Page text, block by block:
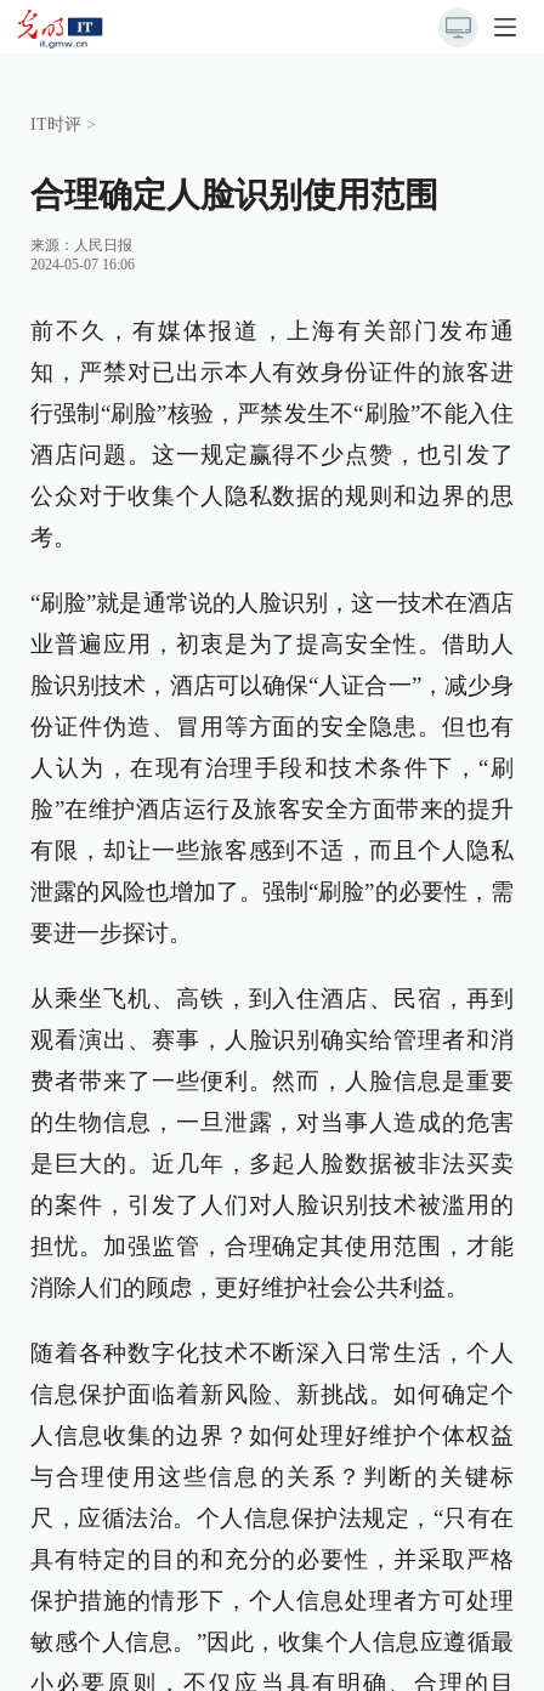
IT时评 >
合理确定人脸识别使用范围
来源： 人民日报
2024-05-07 16:06
前不久，有媒体报道，上海有关部门发布通
知，严禁对已出示本人有效身份证件的旅客进
行强制“刷脸”核验，严禁发生不“刷脸”不能入住
酒店问题。这一规定赢得不少点赞，也引发了
公众对于收集个人隐私数据的规则和边界的思
考。
“刷脸”就是通常说的人脸识别，这一技术在酒店
业普遍应用，初衷是为了提高安全性。借助人
脸识别技术，酒店可以确保“人证合一”，减少身
份证件伪造、冒用等方面的安全隐患。但也有
人认为，在现有治理手段和技术条件下，“刷
脸”在维护酒店运行及旅客安全方面带来的提升
有限，却让一些旅客感到不适，而且个人隐私
泄露的风险也增加了。强制“刷脸”的必要性，需
要进一步探讨。
从乘坐飞机、高铁，到入住酒店、民宿，再到
观看演出、赛事，人脸识别确实给管理者和消
费者带来了一些便利。然而，人脸信息是重要
的生物信息，一旦泄露，对当事人造成的危害
是巨大的。近几年，多起人脸数据被非法买卖
的案件，引发了人们对人脸识别技术被滥用的
担忧。加强监管，合理确定其使用范围，才能
消除人们的顾虑，更好维护社会公共利益。
随着各种数字化技术不断深入日常生活，个人
信息保护面临着新风险、新挑战。如何确定个
人信息收集的边界？如何处理好维护个体权益
与合理使用这些信息的关系？判断的关键标
尺，应循法治。个人信息保护法规定，“只有在
具有特定的目的和充分的必要性，并采取严格
保护措施的情形下，个人信息处理者方可处理
敏感个人信息。”因此，收集个人信息应遵循最
小必要原则，不仅应当具有明确、合理的目